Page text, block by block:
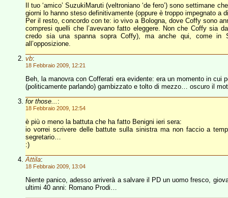
Il tuo ‘amico’ SuzukiMaruti (veltroniano ‘de fero’) sono
giorni lo hanno steso definitivamente (oppure è troppo impegnato a
Per il resto, concordo con te: io vivo a Bologna, dove Coffy sono
compresi quelli che l’avevano fatto eleggere. Non che Coffy sia
credo sia una spanna sopra Coffy), ma anche qui, come in
all’opposizione.
vb:
18 Febbraio 2009, 12:21
Beh, la manovra con Cofferati era evidente: era un momento in cui
(politicamente parlando) gambizzato e tolto di mezzo… oscuro il
for those... :
18 Febbraio 2009, 12:54
è più o meno la battuta che ha fatto Benigni ieri sera:
io vorrei scrivere delle battute sulla sinistra ma non faccio a
segretario…
:)
Attila:
18 Febbraio 2009, 13:04
Niente panico, adesso arriverà a salvare il PD un uomo fresco,
ultimi 40 anni: Romano Prodi…